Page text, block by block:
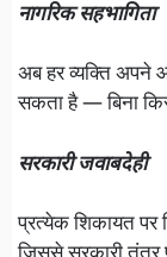
नागरिक सहभागिता
अब हर व्यक्ति अपने
सकता है — बिना
सरकारी जवाबदेही
प्रत्येक शिकायत पर